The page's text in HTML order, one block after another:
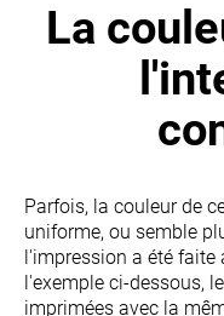
La
Parfois, la couleur de
uniforme, ou semble
l'impression a été faite
l'exemple ci-dessous,
imprimées avec la